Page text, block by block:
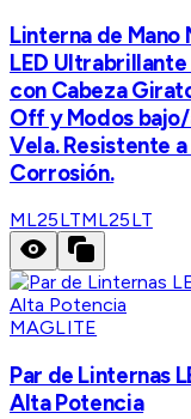
Linterna de Mano
LED Ultrabrillante
con Cabeza
Off y Modos
Vela. Resistente a
Corrosión.
ML25LTML25LT
MAGLITE
Par de Linternas
Alta Potencia